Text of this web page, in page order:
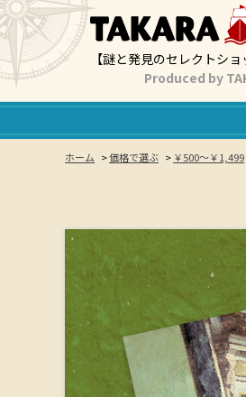
【謎と発見のセレクトショ
Produced by
ホーム >価格で選ぶ > ￥500～￥1,499